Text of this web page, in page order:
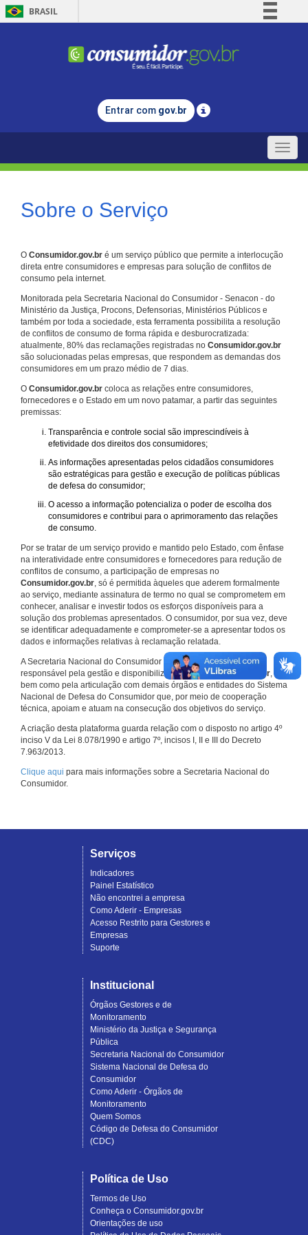
BRASIL
Comunica BR
Legislação
Entrar com gov.br
Toggle
Sobre o Serviço
O Consumidor.gov.br é um serviço público que permite a interlocução
direta entre consumidores e empresas para solução de conflitos de
consumo pela internet.
Monitorada pela Secretaria Nacional do Consumidor - Senacon - do
Ministério da Justiça, Procons, Defensorias, Ministérios Públicos e
também por toda a sociedade, esta ferramenta possibilita a resolução
de conflitos de consumo de forma rápida e desburocratizada:
atualmente, 80% das reclamações registradas no Consumidor.gov.br
são solucionadas pelas empresas, que respondem as demandas dos
consumidores em um prazo médio de 7 dias.
O Consumidor.gov.br coloca as relações entre consumidores,
fornecedores e o Estado em um novo patamar, a partir das seguintes
premissas:
Transparência e controle social são imprescindíveis à
efetividade dos direitos dos consumidores;
As informações apresentadas pelos cidadãos consumidores
são estratégicas para gestão e execução de políticas públicas
de defesa do consumidor;
O acesso a informação potencializa o poder de escolha dos
consumidores e contribui para o aprimoramento das relações
de consumo.
Por se tratar de um serviço provido e mantido pelo Estado, com ênfase
na interatividade entre consumidores e fornecedores para redução de
conflitos de consumo, a participação de empresas no
Consumidor.gov.br, só é permitida àqueles que aderem formalmente
ao serviço, mediante assinatura de termo no qual se comprometem em
conhecer, analisar e investir todos os esforços disponíveis para a
solução dos problemas apresentados. O consumidor, por sua vez, deve
se identificar adequadamente e comprometer-se a apresentar todos os
dados e informações relativas à reclamação relatada.
A Secretaria Nacional do Consumidor do Ministério da Justiça é a
responsável pela gestão e disponibilização doConsumidor.gov.br,
bem como pela articulação com demais órgãos e entidades do Sistema
Nacional de Defesa do Consumidor que, por meio de cooperação
técnica, apoiam e atuam na consecução dos objetivos do serviço.
A criação desta plataforma guarda relação com o disposto no artigo 4º
inciso V da Lei 8.078/1990 e artigo 7º, incisos I, II e III do Decreto
7.963/2013.
Clique aqui para mais informações sobre a Secretaria Nacional do
Consumidor.
Serviços
Indicadores
Painel Estatístico
Não encontrei a empresa
Como Aderir - Empresas
Acesso Restrito para Gestores e
Empresas
Suporte
Institucional
Órgãos Gestores e de
Monitoramento
Ministério da Justiça e Segurança
Pública
Secretaria Nacional do Consumidor
Sistema Nacional de Defesa do
Consumidor
Como Aderir - Órgãos de
Monitoramento
Quem Somos
Código de Defesa do Consumidor
(CDC)
Política de Uso
Termos de Uso
Conheça o Consumidor.gov.br
Orientações de uso